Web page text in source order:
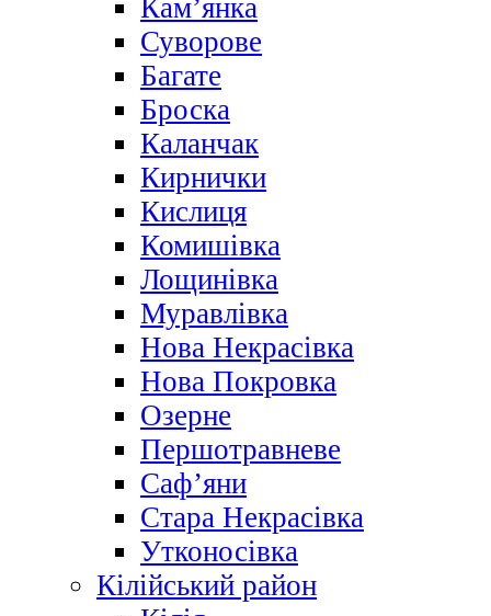
Кам’янка
Суворове
Багате
Броска
Каланчак
Кирнички
Кислиця
Комишівка
Лощинівка
Муравлівка
Нова Некрасівка
Нова Покровка
Озерне
Першотравневе
Саф’яни
Стара Некрасівка
Утконосівка
Кілійський район